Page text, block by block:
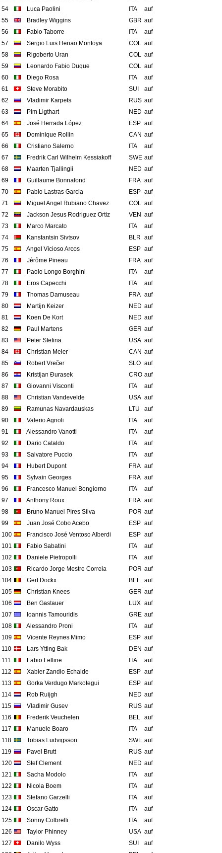
54
Luca Paolini ITA
auf
55
Bradley Wiggins GBR auf
56
Fabio Taborre ITA
auf
57
Sergio Luis Henao Montoya COL auf
58
Rigoberto Uran COL auf
59
Leonardo Fabio Duque COL auf
60
Diego Rosa ITA
auf
61
Steve Morabito SUI
auf
62
Vladimir Karpets RUS auf
63
Pim Ligthart NED auf
64
José Herrada López ESP auf
65
Dominique Rollin CAN auf
66
Cristiano Salerno ITA
auf
67
Fredrik Carl Wilhelm Kessiakoff SWE auf
68
Maarten Tjallingii NED auf
69
Guillaume Bonnafond FRA auf
70
Pablo Lastras Garcia ESP auf
71
Miguel Angel Rubiano Chavez COL auf
72
Jackson Jesus Rodriguez Ortiz VEN auf
73
Marco Marcato ITA
auf
74
Kanstantsin Sivtsov BLR auf
75
Angel Vicioso Arcos ESP auf
76
Jérôme Pineau FRA auf
77
Paolo Longo Borghini ITA
auf
78
Eros Capecchi ITA
auf
79
Thomas Damuseau FRA auf
80
Martijn Keizer NED auf
81
Koen De Kort NED auf
82
Paul Martens GER auf
83
Peter Stetina USA auf
84
Christian Meier CAN auf
85
Robert Vrečer SLO auf
86
Kristijan Đurasek CRO auf
87
Giovanni Visconti ITA
auf
88
Christian Vandevelde USA auf
89
Ramunas Navardauskas LTU
auf
90
Valerio Agnoli ITA
auf
91
Alessandro Vanotti ITA
auf
92
Dario Cataldo ITA
auf
93
Salvatore Puccio ITA
auf
94
Hubert Dupont FRA auf
95
Sylvain Georges FRA auf
96
Francesco Manuel Bongiorno ITA
auf
97
Anthony Roux FRA auf
98
Bruno Manuel Pires Silva POR auf
99
Juan José Cobo Acebo ESP auf
100
Francisco José Ventoso Alberdi ESP auf
101
Fabio Sabatini ITA
auf
102
Daniele Pietropolli ITA
auf
103
Ricardo Jorge Mestre Correia POR auf
104
Gert Dockx BEL auf
105
Christian Knees GER auf
106
Ben Gastauer LUX auf
107
Ioannis Tamouridis GRE auf
108
Alessandro Proni ITA
auf
109
Vicente Reynes Mimo ESP auf
110
Lars Ytting Bak DEN auf
111
Fabio Felline ITA
auf
112
Xabier Zandio Echaide ESP auf
113
Gorka Verdugo Markotegui ESP auf
114
Rob Ruijgh NED auf
115
Vladimir Gusev RUS auf
116
Frederik Veuchelen BEL auf
117
Manuele Boaro ITA
auf
118
Tobias Ludvigsson SWE auf
119
Pavel Brutt RUS auf
120
Stef Clement NED auf
121
Sacha Modolo ITA
auf
122
Nicola Boem ITA
auf
123
Stefano Garzelli ITA
auf
124
Oscar Gatto ITA
auf
125
Sonny Colbrelli ITA
auf
126
Taylor Phinney USA auf
127
Danilo Wyss SUI
auf